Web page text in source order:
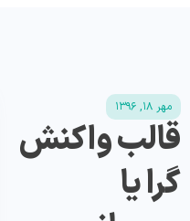
مهر ۱۸, ۱۳۹۶
قالب واکنش
گرا یا